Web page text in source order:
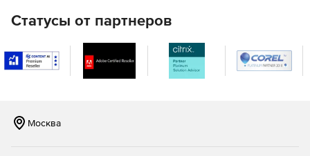
вредоносных объектов для рабочих станций и
Проверка всех открываемых и загружаемых файлов и
блокировка в случае обнаружения угрозы.
антивируса TrustPort на съемные носители с
Статусы от партнеров
Москва